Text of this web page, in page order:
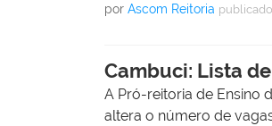
porAscom Reitoria publicado
Cambuci: Lista
A Pró-reitoria de Ensino
altera o número de